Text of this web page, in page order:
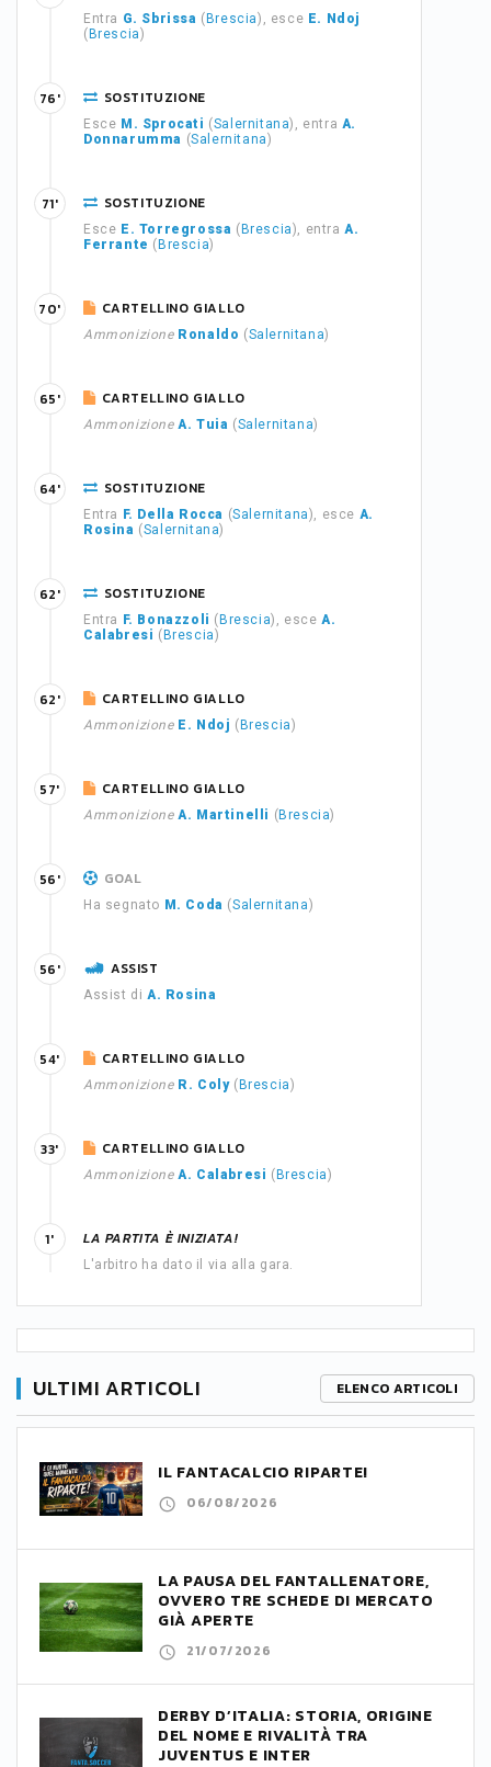
Entra G. Sbrissa ( Brescia), esce E. Ndoj
( Brescia)
SOSTITUZIONE
Esce M. Sprocati (Salernitana), entra A.
Donnarumma (Salernitana)
76'
SOSTITUZIONE
Esce E. Torregrossa ( Brescia), entraA.
Ferrante ( Brescia)
71'
CARTELLINO GIALLO
Ammonizione Ronaldo (Salernitana)
70'
CARTELLINO GIALLO
Ammonizione A. Tuia (Salernitana)
65'
SOSTITUZIONE
Entra F. Della Rocca (Salernitana), esce A.
Rosina (Salernitana)
64'
SOSTITUZIONE
Entra F. Bonazzoli ( Brescia), esceA.
Calabresi ( Brescia)
62'
CARTELLINO GIALLO
Ammonizione E. Ndoj ( Brescia)
62'
CARTELLINO GIALLO
Ammonizione A. Martinelli ( Brescia)
57'
GOAL
Ha segnato M. Coda (Salernitana)
56'
ASSIST
Assist di A. Rosina
56'
CARTELLINO GIALLO
Ammonizione R. Coly( Brescia)
54'
CARTELLINO GIALLO
Ammonizione A. Calabresi ( Brescia)
33'
LA PARTITA È INIZIATA!
L'arbitro ha dato il via alla gara.
1'
ULTIMI ARTICOLI ELENCO ARTICOLI
IL FANTACALCIO RIPARTE!
06/08/2026
LA PAUSA DEL FANTALLENATORE,
OVVERO TRE SCHEDE DI MERCATO
GIÀ APERTE
21/07/2026
DERBY D’ITALIA: STORIA, ORIGINE
DEL NOME E RIVALITÀ TRA
JUVENTUS E INTER